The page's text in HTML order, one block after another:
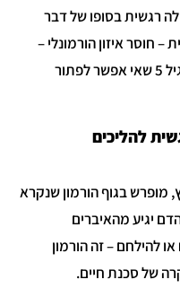
רגשית בסופו של דבר
– חוסר איזון הורמונלי –
ולא נובעת מאיזה משבר פסיכולוגי מגיל 5 שאי אפשר לפתור
להליכים
בגוף הורמון שנקרא
יגיע מהאיברים
להילחם – זה הורמון
של סכנת חיים.